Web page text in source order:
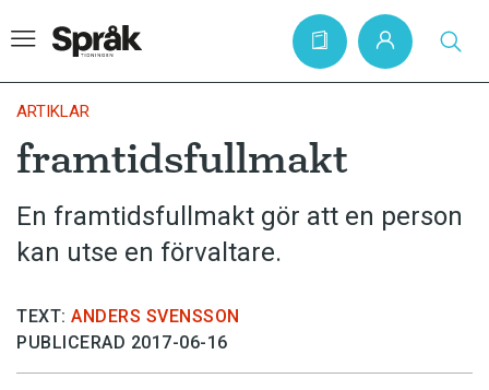
Hem
Artiklar
Krönikor
Skrivtips
Bokrecensioner
ARTIKLAR
framtidsfullmakt
En framtidsfullmakt gör att en person
kan utse en förvaltare.
TEXT: ANDERS SVENSSON
PUBLICERAD 2017-06-16